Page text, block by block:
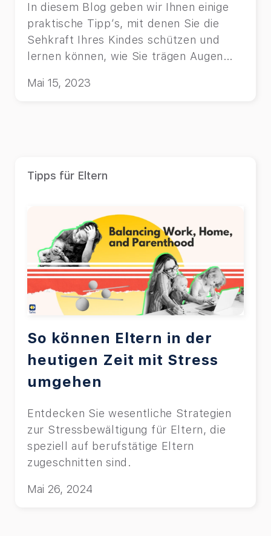
In diesem Blog geben wir Ihnen einige
praktische Tipp’s, mit denen Sie die
Sehkraft Ihres Kindes schützen und
lernen können, wie Sie trägen Augen
Mai 15, 2023
Tipps für Eltern
So können Eltern in der
heutigen Zeit mit Stress
umgehen
Entdecken Sie wesentliche Strategien
zur Stressbewältigung für Eltern, die
speziell auf berufstätige Eltern
zugeschnitten sind.
Mai 26, 2024